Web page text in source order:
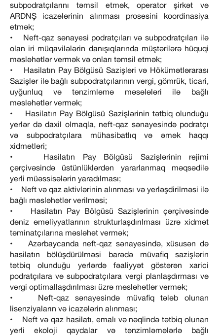
subpodratçılarını təmsil etmək, operator şirkət və
ARDNŞ icazələrinin alınması prosesini koordinasiya
etmək;
• Neft-qaz sənayesi podratçıları və subpodratçıları ilə
olan iri müqavilələrin danışıqlarında müştərilərə hüquqi
məsləhətlər vermək və onları təmsil etmək;
• Hasilatın Pay Bölgüsü Sazişləri və Hökümətlərarası
Sazişlər ilə bağlı subpodratçılarının vergi, gömrük, ticari,
uyğunluq və tənzimləmə məsələləri ilə bağlı
məsləhətlər vermək;
• Hasilatın Pay Bölgüsü Sazişlərinin tətbiq olunduğu
yerlər də daxil olmaqla, neft-qaz sənayesində podratçı
və subpodratçılara mühasibatlıq və əmək haqqı
xidmətləri;
• Hasilatın Pay Bölgüsü Sazişlərinin rejimi
çərçivəsində üstünlüklərdən yararlanmaq məqsədilə
yerli müəssisələrin yaradılması;
• Neft və qaz aktivlərinin alınması və yerləşdirilməsi ilə
bağlı məsləhətlər verilməsi;
• Hasilatın Pay Bölgüsü Sazişlərinin çərçivəsində
dəniz əməliyyatlarının strukturlaşdırılması üzrə xidmət
təminatçılarına məsləhət vermək;
• Azərbaycanda neft-qaz sənayesində, xüsusən də
hasilatın bölüşdürülməsi barədə müvafiq sazişlərin
tətbiq olunduğu yerlərdə fəaliyyət göstərən xarici
podratçılara və subpodratçılara vergi planlaşdırması və
vergi optimallaşdırılması üzrə məsləhətlər vermək;
• Neft-qaz sənayesində müvafiq tələb olunan
lisenziyaların və icazələrin alınması;
• Neft və qaz hasilatı, emalı və nəqlində tətbiq olunan
yerli ekoloji qaydalar və tənzimləmələrlə bağlı